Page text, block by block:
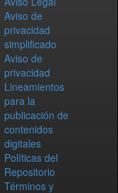
Aviso de
privacidad
simplificado
Aviso de
privacidad
Lineamientos
para la
publicación de
contenidos
digitales
Políticas del
Repositorio
Términos y